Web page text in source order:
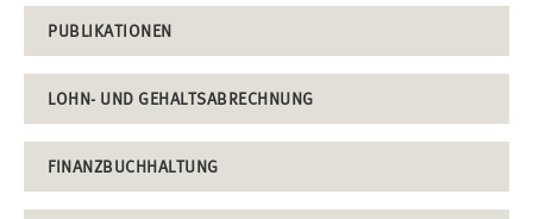
PUBLIKATIONEN
LOHN- UND GEHALTSABRECHNUNG
FINANZBUCHHALTUNG